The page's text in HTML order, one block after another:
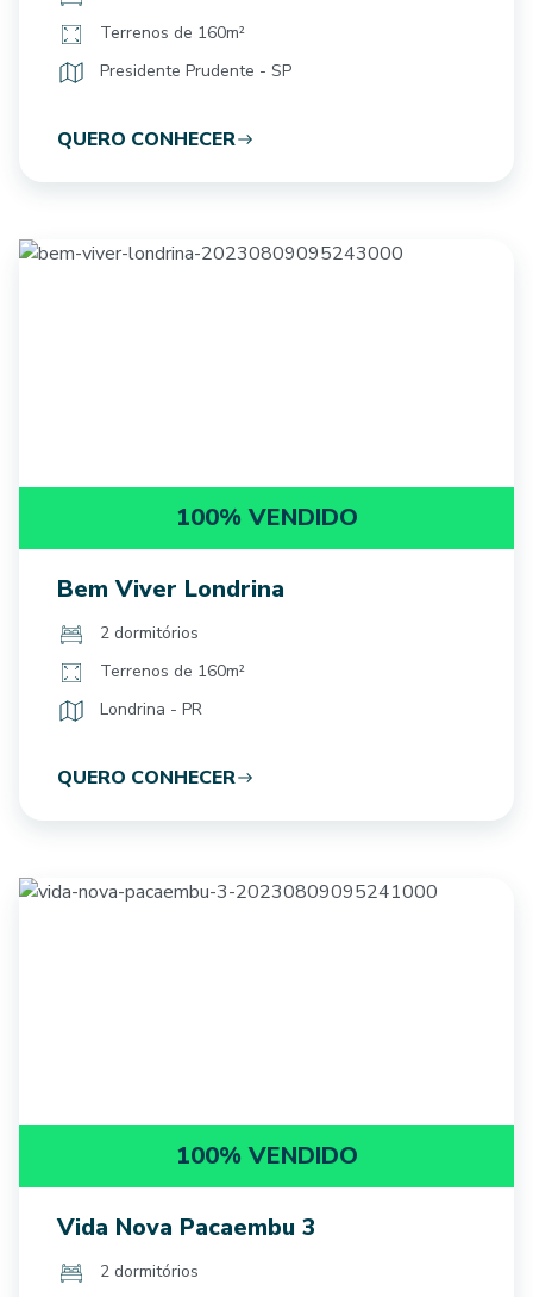
Terrenos de 160m²
Presidente Prudente - SP
QUERO CONHECER
100% VENDIDO
Bem Viver Londrina
2 dormitórios
Terrenos de 160m²
Londrina - PR
QUERO CONHECER
100% VENDIDO
Vida Nova Pacaembu 3
2 dormitórios